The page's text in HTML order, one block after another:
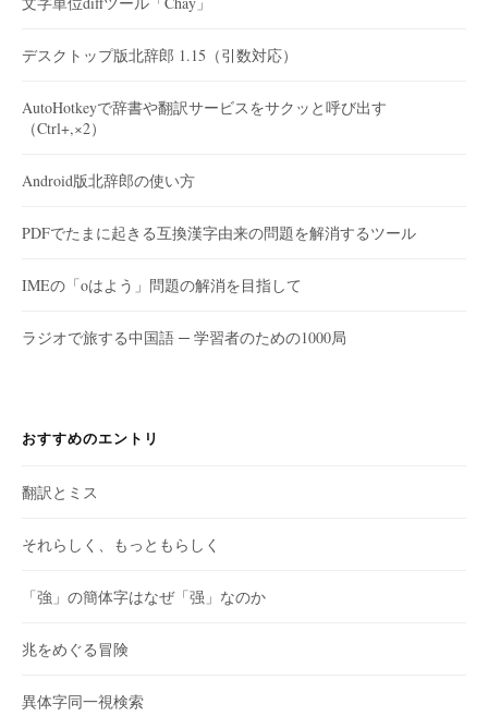
デスクトップ版北辞郎 1.15（引数対応）
AutoHotkeyで辞書や翻訳サービスをサクッと呼び出す
（Ctrl+,×2）
Android版北辞郎の使い方
PDFでたまに起きる互換漢字由来の問題を解消するツール
IMEの「oはよう」問題の解消を目指して
ラジオで旅する中国語 ─ 学習者のための1000局
おすすめのエントリ
翻訳とミス
それらしく、もっともらしく
「強」の簡体字はなぜ「强」なのか
兆をめぐる冒険
異体字同一視検索